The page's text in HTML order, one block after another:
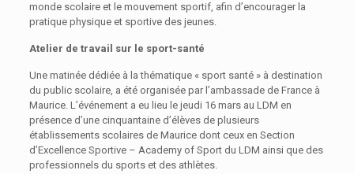
monde scolaire et le mouvement sportif, afin d’encourager la
pratique physique et sportive des jeunes.
Atelier de travail sur le sport-santé
Une matinée dédiée à la thématique « sport santé » à destination
du public scolaire, a été organisée par l’ambassade de France à
Maurice. L’événement a eu lieu le jeudi 16 mars au LDM en
présence d’une cinquantaine d’élèves de plusieurs
établissements scolaires de Maurice dont ceux en Section
d’Excellence Sportive – Academy of Sport du LDM ainsi que des
professionnels du sports et des athlètes.